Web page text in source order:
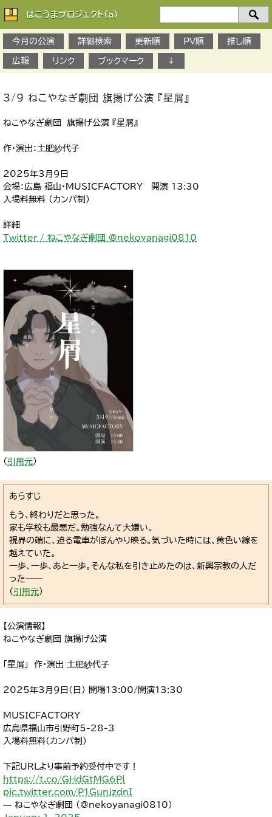
はこうまプロジェクト(a)
今月の公演
詳細検索 更新順 PV順 推し順
広報 リンク ブックマーク ↓
3/9 ねこやなぎ劇団 旗揚げ公演 『星屑』
ねこやなぎ劇団 旗揚げ公演 『星屑』
作･演出：土肥紗代子
2025年3月9日
会場：広島 福山・MUSICFACTORY 開演 13:30
入場料無料 (カンパ制)
詳細
Twitter / ねこやなぎ劇団 @nekoyanagi0810
（ 引用元）
あらすじ
もう、終わりだと思った。
家も学校も最悪だ。勉強なんて大嫌い。
視界の端に、迫る電車がぼんやり映る。気づいた時には、黄色い線を
越えていた。
一歩、一歩、あと一歩。そんな私を引き止めたのは、新興宗教の人だ
った──
（ 引用元）
【公演情報】
ねこやなぎ劇団 旗揚げ公演
「星屑」 作･演出 土肥紗代子
2025年3月9日(日) 開場13:00/開演13:30
MUSICFACTORY
広島県福山市引野町5-28-3
入場料無料(カンパ制)
下記URLより事前予約受付中です！
https://t.co/GHdGtMG6Pl
pic.twitter.com/P1GunjzdnI
— ねこやなぎ劇団 (@nekoyanagi0810)